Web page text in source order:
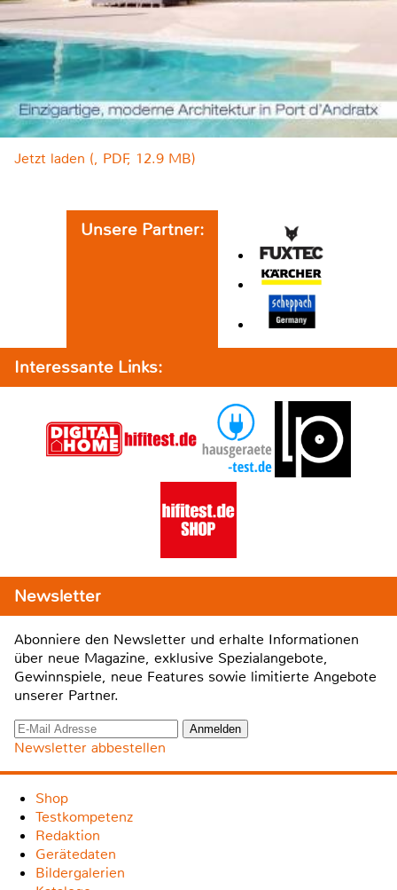
Jetzt laden (, PDF, 12.9 MB)
Unsere Partner:
Interessante Links:
Newsletter
Abonniere den Newsletter und erhalte Informationen
über neue Magazine, exklusive Spezialangebote,
Gewinnspiele, neue Features sowie limitierte Angebote
unserer Partner.
Newsletter abbestellen
Shop
Testkompetenz
Redaktion
Gerätedaten
Bildergalerien